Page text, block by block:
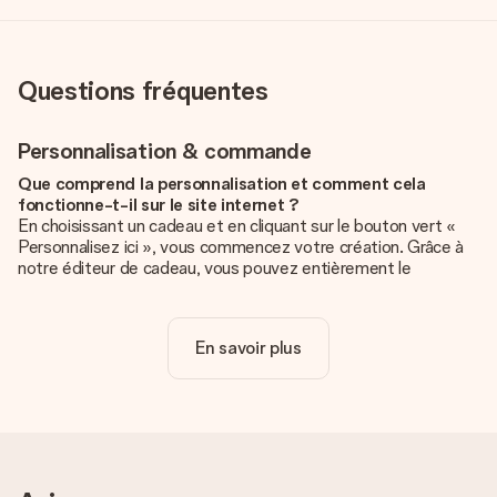
Questions fréquentes
Personnalisation & commande
Que comprend la personnalisation et comment cela
fonctionne-t-il sur le site internet ?
En choisissant un cadeau et en cliquant sur le bouton vert «
Personnalisez ici », vous commencez votre création. Grâce à
notre éditeur de cadeau, vous pouvez entièrement le
unique pour ajouter une touche finale à votre cadeau.
La personnalisation est-elle comprise dans le prix ?
En savoir plus